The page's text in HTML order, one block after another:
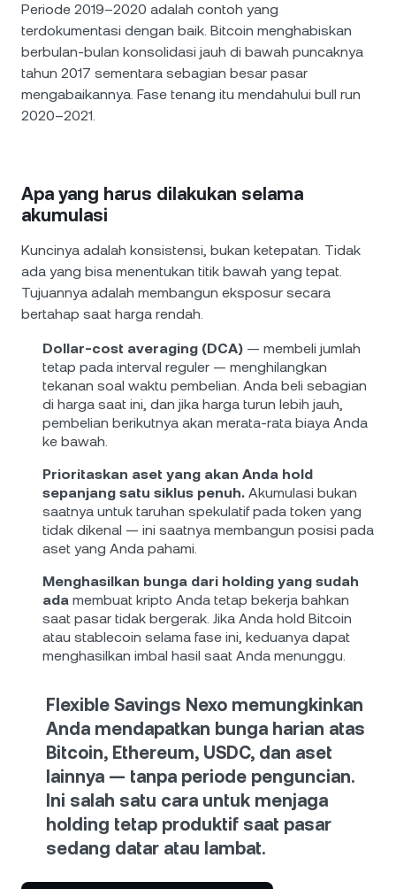
Periode 2019–2020 adalah contoh yang
terdokumentasi dengan baik. Bitcoin menghabiskan
berbulan-bulan konsolidasi jauh di bawah puncaknya
tahun 2017 sementara sebagian besar pasar
mengabaikannya. Fase tenang itu mendahului bull run
2020–2021.
Apa yang harus dilakukan selama
akumulasi
Kuncinya adalah konsistensi, bukan ketepatan. Tidak
ada yang bisa menentukan titik bawah yang tepat.
Tujuannya adalah membangun eksposur secara
bertahap saat harga rendah.
Dollar-cost averaging (DCA) — membeli jumlah
tetap pada interval reguler — menghilangkan
tekanan soal waktu pembelian. Anda beli sebagian
di harga saat ini, dan jika harga turun lebih jauh,
pembelian berikutnya akan merata-rata biaya Anda
ke bawah.
Prioritaskan aset yang akan Anda hold
sepanjang satu siklus penuh. Akumulasi bukan
saatnya untuk taruhan spekulatif pada token yang
tidak dikenal — ini saatnya membangun posisi pada
aset yang Anda pahami.
Menghasilkan bunga dari holding yang sudah
ada membuat kripto Anda tetap bekerja bahkan
saat pasar tidak bergerak. Jika Anda hold Bitcoin
atau stablecoin selama fase ini, keduanya dapat
menghasilkan imbal hasil saat Anda menunggu.
Flexible Savings Nexo memungkinkan
Anda mendapatkan bunga harian atas
Bitcoin, Ethereum, USDC, dan aset
lainnya — tanpa periode penguncian.
Ini salah satu cara untuk menjaga
holding tetap produktif saat pasar
sedang datar atau lambat.